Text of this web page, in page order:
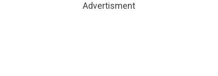
Advertisment